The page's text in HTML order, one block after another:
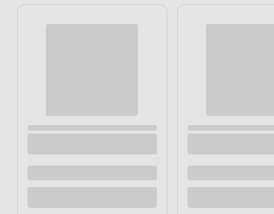
Dostępne z dostawą
Dostępne w sklepie
Dostępne
Dostępne